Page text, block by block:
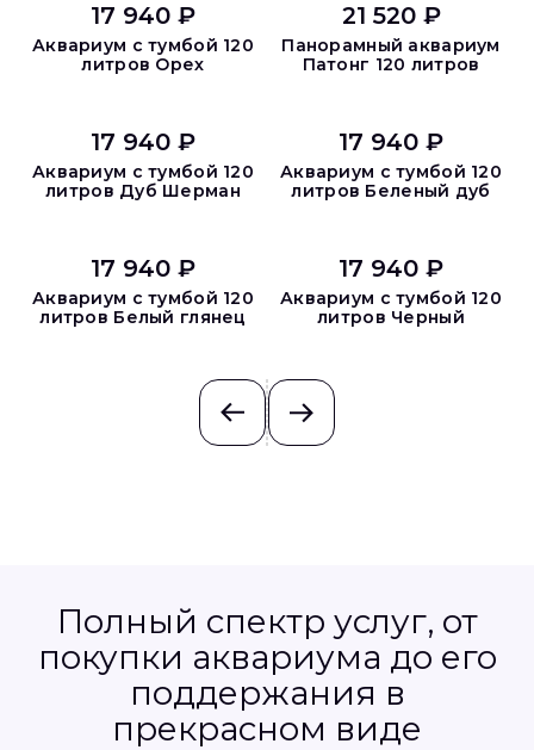
17 940 ₽
Аквариум с тумбой 120
литров Орех
21 520 ₽
Панорамный аквариум
Патонг 120 литров
17 940 ₽
Аквариум с тумбой 120
литров Дуб Шерман
17 940 ₽
Аквариум с тумбой 120
литров Беленый дуб
17 940 ₽
Аквариум с тумбой 120
литров Белый глянец
17 940 ₽
Аквариум с тумбой 120
литров Черный
Полный спектр услуг, от
покупки аквариума до его
поддержания в
прекрасном виде